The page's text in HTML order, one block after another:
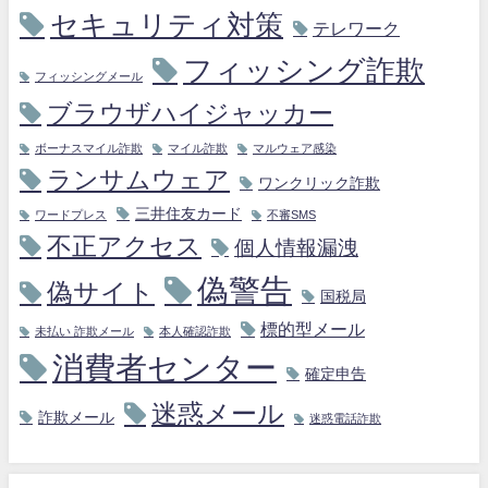
セキュリティ対策 テレワーク
フィッシングメール フィッシング詐欺
ブラウザハイジャッカー
ボーナスマイル詐欺 マイル詐欺 マルウェア感染
ランサムウェア ワンクリック詐欺
ワードプレス 三井住友カード 不審SMS
不正アクセス 個人情報漏洩
偽サイト 偽警告 国税局
未払い 詐欺メール 本人確認詐欺 標的型メール
消費者センター 確定申告
詐欺メール 迷惑メール 迷惑電話詐欺